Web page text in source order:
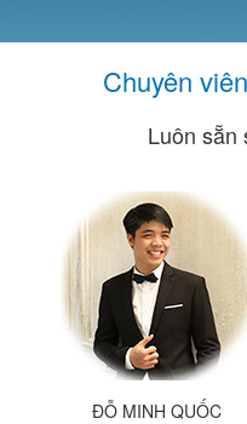
Chuyên
Luôn sẵn
ĐỖ MINH QUỐC